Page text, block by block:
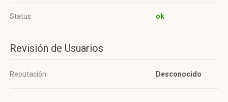
Status ok
Revisión de Usuarios
Reputación Desconocido